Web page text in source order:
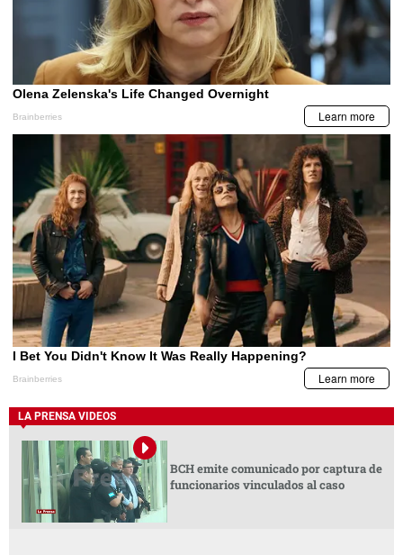
LA PRENSA VIDEOS
BCH emite comunicado por captura de
funcionarios vinculados al caso